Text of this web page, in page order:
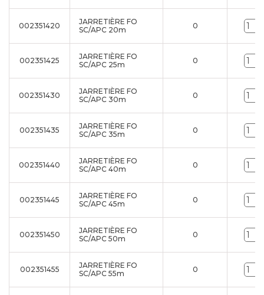
002351420
JARRETIÈRE FO
SC/APC 20m
0
002351425
JARRETIÈRE FO
SC/APC 25m
0
002351430
JARRETIÈRE FO
SC/APC 30m
0
002351435
JARRETIÈRE FO
SC/APC 35m
0
002351440
JARRETIÈRE FO
SC/APC 40m
0
002351445
JARRETIÈRE FO
SC/APC 45m
0
002351450
JARRETIÈRE FO
SC/APC 50m
0
002351455
JARRETIÈRE FO
SC/APC 55m
0